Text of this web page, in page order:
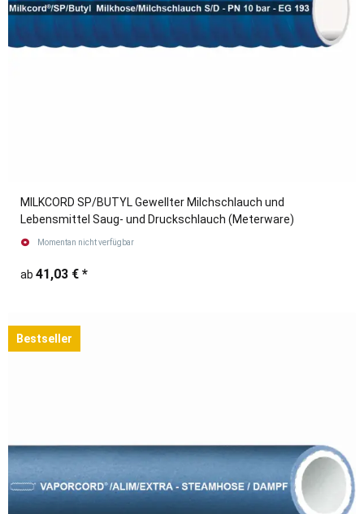
MILKCORD SP/BUTYL Gewellter Milchschlauch und
Lebensmittel Saug- und Druckschlauch (Meterware)
Momentan nicht verfügbar
ab 41,03 € *
Bestseller